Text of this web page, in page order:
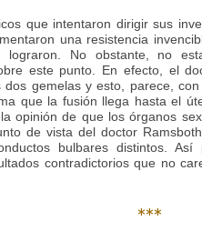
que intentaron dirigir sus
una resistencia
lograron. No obstante, no
este punto. En efecto, el
gemelas y esto, parece,
que la fusión llega hasta el
opinión de que los órganos
de vista del doctor
bulbares distintos. Así
contradictorios que no
***